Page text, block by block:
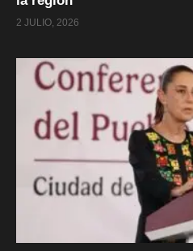
2 JULIO, 2026